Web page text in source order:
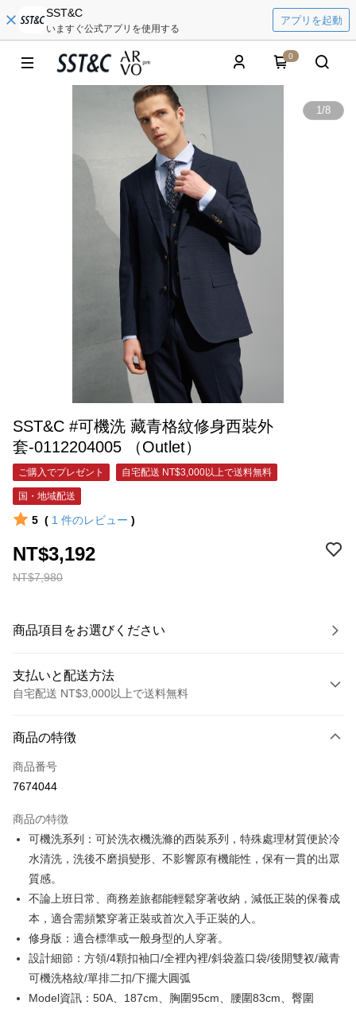
SST&C
いますぐ公式アプリを使用する
アプリを起動
0
1/8
SST&C #可機洗 藏青格紋修身西裝外
套-0112204005 （Outlet）
ご購入でプレゼント 自宅配送 NT$3,000以上で送料無料
国・地域配送
5 ( 1 件のレビュー )
NT$7,980
NT$3,192
商品項目をお選びください
支払いと配送方法
自宅配送 NT$3,000以上で送料無料
クレジットカード1回払い
クレジットカード分割払い
合作金庫商業銀行
華南商業銀行
彰化商業銀行
上海商業儲蓄銀行
台北富邦商業銀行
国泰世華商業銀行
台湾中小企業銀行
台中商業銀行
聯邦商業銀行
遠東国際商業銀行
元大商業銀行
永豐商業銀行
玉山商業銀行
星展(台湾)商業銀行
台新國際商業銀行
台湾楽天クレジットカード会社
6回払い、金利0、毎回
華南商業銀行
彰化商業銀行
上海商業儲蓄銀行
国泰世華商業銀行
兆豐國際商業銀行
台湾中小企業銀行
台中商業銀行
HSBC(台湾)商業銀行
華泰商業銀行
元大商業銀行
永豐商業銀行
玉山商業銀行
台新國際商業銀行
中国信託商業銀行
LINE Pay
Apple Pay
JKOPAY
Easy Wallet
Google Pay
Plus Pay
商品の特徴
商品番号
7674044
商品の特徴
可機洗系列：可於洗衣機洗滌的西裝系列，特殊處理材質便於冷
水清洗，洗後不磨損變形、不影響原有機能性，保有一貫的出眾
質感。
不論上班日常、商務差旅都能輕鬆穿著收納，減低正裝的保養成
本，適合需頻繁穿著正裝或首次入手正裝的人。
修身版：適合標準或一般身型的人穿著。
設計細節：方領/4顆扣袖口/全裡內裡/斜袋蓋口袋/後開雙衩/藏青
可機洗格紋/單排二扣/下擺大圓弧
Model資訊：50A、187cm、胸圍95cm、腰圍83cm、臀圍